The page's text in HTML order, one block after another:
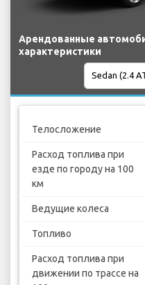
Арендованные
характеристики
Телосложение
Расход топлива при
езде по городу на 100
км
Ведущие колеса
Топливо
Расход топлива при
движении по трассе на